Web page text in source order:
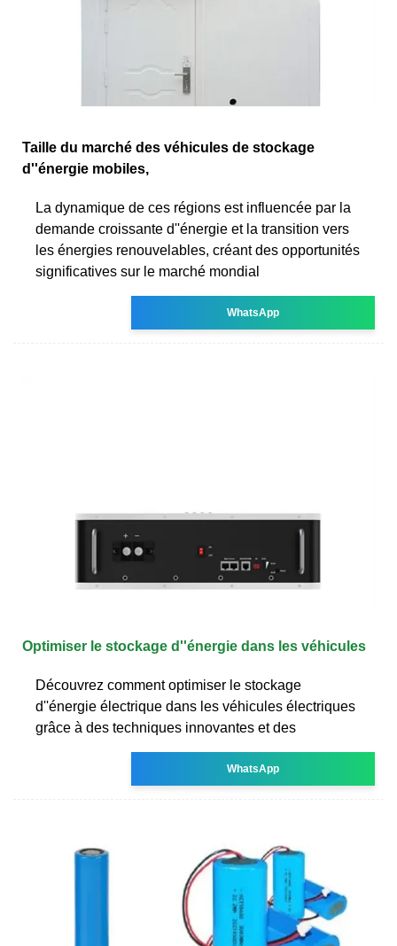
Taille du marché des véhicules de stockage
d''énergie mobiles,
La dynamique de ces régions est influencée par la
demande croissante d''énergie et la transition vers
les énergies renouvelables, créant des opportunités
significatives sur le marché mondial
WhatsApp
Optimiser le stockage d''énergie dans les véhicules
Découvrez comment optimiser le stockage
d''énergie électrique dans les véhicules électriques
grâce à des techniques innovantes et des
WhatsApp